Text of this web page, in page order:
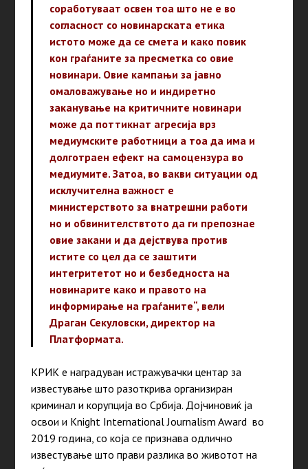
соработуваат освен тоа што не е во
согласност со новинарската етика
истото може да се смета и како повик
кон граѓаните за пресметка со овие
новинари. Овие кампањи за јавно
омаловажување но и индиретно
заканување на критичните новинари
може да поттикнат агресија врз
медиумските работници а тоа да има и
долготраен ефект на самоцензура во
медиумите. Затоа, во вакви ситуации од
исклучителна важност е
министерството за внатрешни работи
но и обвинителствтото да ги препознае
овие закани и да дејствува против
истите со цел да се заштити
интегритетот но и безбедноста на
новинарите како и правото на
информирање на граѓаните“, вели
Драган Секуловски, директор на
Платформата.
КРИК е наградуван истражувачки центар за
известување што разоткрива организиран
криминал и корупција во Србија. Дојчиновиќ ја
освои и Knight International Journalism Award во
2019 година, со која се признава одлично
известување што прави разлика во животот на